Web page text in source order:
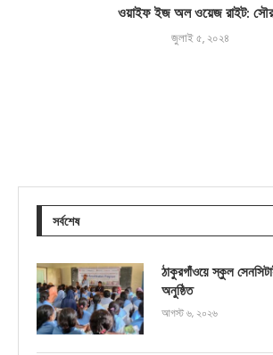
ওয়াইফ ইজ অল ওয়েজ রাইট:
জুলাই ৫, ২০২৪
সর্বশেষ
ঠাকুরগাঁওয়ে স্কুল
অনুষ্ঠিত
আগস্ট ৬, ২০২৬